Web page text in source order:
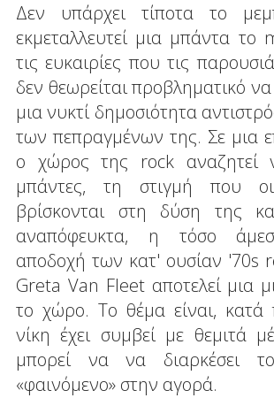
Δεν υπάρχει τίποτα το
εκμεταλλευτεί μια μπάντα
τις ευκαιρίες που τις
δεν θεωρείται προβληματικό
μια νυκτί δημοσιότητα
των πεπραγμένων της. Σε μια
ο χώρος της rock αναζητεί
μπάντες, τη στιγμή που οι
βρίσκονται στη δύση της
αναπόφευκτα, η τόσο
αποδοχή των κατ' ουσίαν '70s
Greta Van Fleet αποτελεί μια
το χώρο. Το θέμα είναι,
νίκη έχει συμβεί με θεμιτά
μπορεί να να διαρκέσει
«φαινόμενο» στην αγορά.